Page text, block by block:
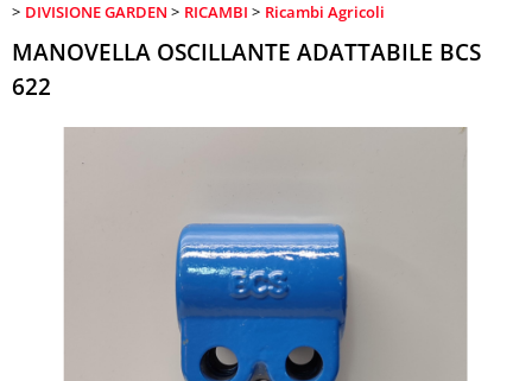
DIVISIONE GARDEN
DIVISIONE DUE RUOTE
DIVISIONE GARDEN RICAMBI Ricambi Agricoli
MANOVELLA OSCILLANTE ADATTABILE BCS
622